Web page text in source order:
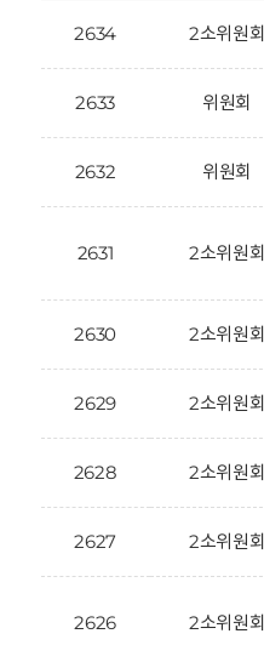
2634 2소위원회
2633 위원회
2632 위원회
2631 2소위원회
2630 2소위원회
2629 2소위원회
2628 2소위원회
2627 2소위원회
2626 2소위원회